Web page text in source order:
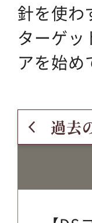
針を使わ
ターゲ
アを始め
過去